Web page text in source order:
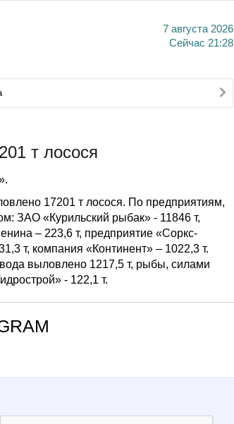
7 августа 2026
Сейчас 21:28
т лосося
17201 т лосося. По предприятиям,
ЗАО «Курильский рыбак» - 11846 т,
– 223,6 т, предприятие «Соркс-
т, компания «Континент» – 1022,3 т.
выловлено 1217,5 т, рыбы, силами
- 122,1 т.